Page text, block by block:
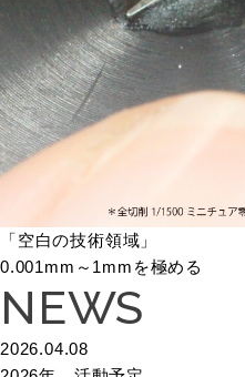
「空白の技術領域」
0.001mm～1mmを極める
NEWS
2026.04.08